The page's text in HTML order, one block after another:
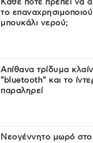
Κάθε πότε πρέπει να
το
μπουκάλι νερού;
Απίθανα τρίδυμα
"bluetooth" και το
παραληρεί
Νεογέννητο μωρό στο